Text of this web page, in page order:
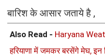
बारिश के आसार जताये है ,
Also Read - Haryana
हरियाणा में जमकर बरसेंगे मेघ, इन